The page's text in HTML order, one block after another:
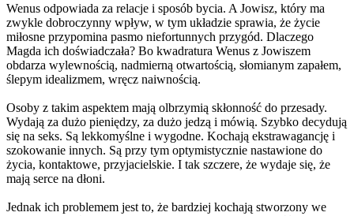
Wenus odpowiada za relacje i sposób bycia. A Jowisz, który ma
zwykle dobroczynny wpływ, w tym układzie sprawia, że życie
miłosne przypomina pasmo niefortunnych przygód. Dlaczego
Magda ich doświadczała? Bo kwadratura Wenus z Jowiszem
obdarza wylewnością, nadmierną otwartością, słomianym zapałem,
ślepym idealizmem, wręcz naiwnością.
Osoby z takim aspektem mają olbrzymią skłonność do przesady.
Wydają za dużo pieniędzy, za dużo jedzą i mówią. Szybko decydują
się na seks. Są lekkomyślne i wygodne. Kochają ekstrawagancję i
szokowanie innych. Są przy tym optymistycznie nastawione do
życia, kontaktowe, przyjacielskie. I tak szczere, że wydaje się, że
mają serce na dłoni.
Jednak ich problemem jest to, że bardziej kochają stworzony we